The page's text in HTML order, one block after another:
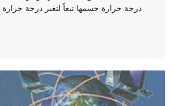
درجة حرارة جسمها تبعاً لتغير درجة حرارة
- هل تعلم أن أبقراط كتب في الطب
الحكم، الأدلة، تنظيم التغذية،
ويعود له الفضل بأنه حرر الطب من الدين